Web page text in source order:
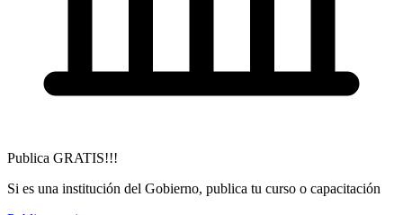
Publica GRATIS!!!
Si es una institución del Gobierno, publica tu curso o capacitación